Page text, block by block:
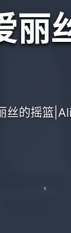
丽
丝的摇篮